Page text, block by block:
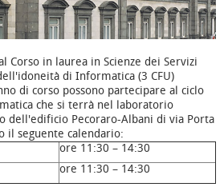
Corso in laurea in Scienze dei Servizi
di Informatica (3 CFU)
di corso possono partecipare al ciclo
che si terrà nel laboratorio
dell'edificio Pecoraro-Albani di via Porta
il seguente calendario:
ore 11:30 – 14:30
ore 11:30 – 14:30